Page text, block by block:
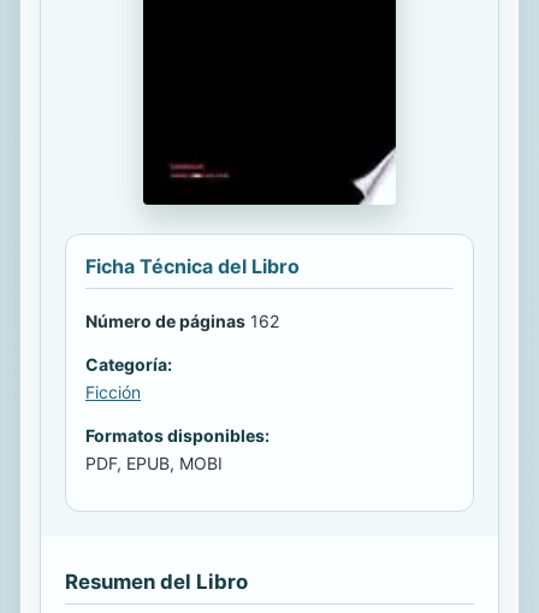
Ficha Técnica del Libro
Número de páginas 162
Categoría:
Ficción
Formatos disponibles:
PDF, EPUB, MOBI
Resumen del Libro